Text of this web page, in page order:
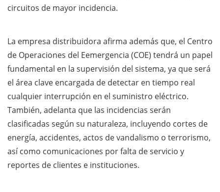
circuitos de mayor incidencia.
La empresa distribuidora afirma además que, el Centro
de Operaciones del Eemergencia (COE) tendrá un papel
fundamental en la supervisión del sistema, ya que será
el área clave encargada de detectar en tiempo real
cualquier interrupción en el suministro eléctrico.
También, adelanta que las incidencias serán
clasificadas según su naturaleza, incluyendo cortes de
energía, accidentes, actos de vandalismo o terrorismo,
así como comunicaciones por falta de servicio y
reportes de clientes e instituciones.